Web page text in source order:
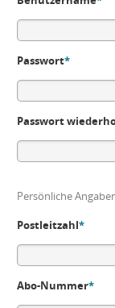
Passwort*
Passwort
Persönliche
Postleitzahl*
Abo-Nummer*